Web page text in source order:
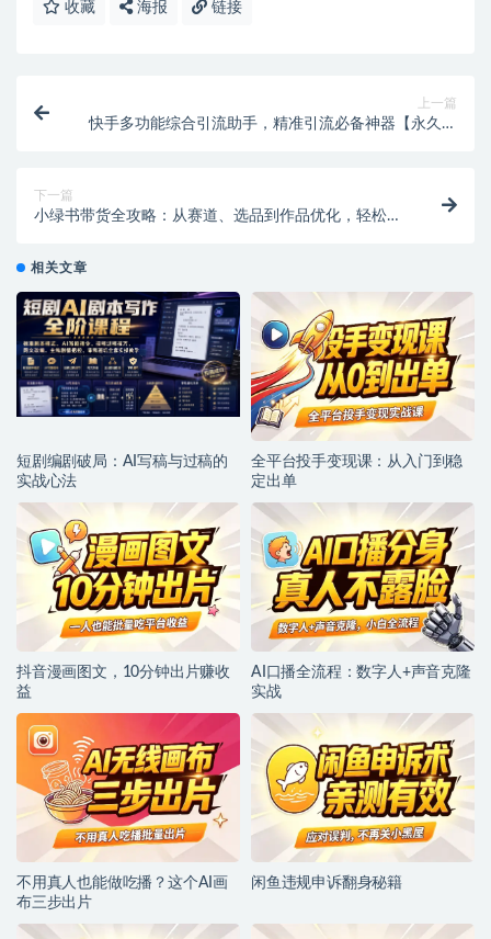
收藏 海报 链接
上一篇
快手多功能综合引流助手，精准引流必备神器【永久脚
下一篇
小绿书带货全攻略：从赛道、选品到作品优化，轻松月
相关文章
短剧编剧破局：AI写稿与过稿的
实战心法
全平台投手变现课：从入门到稳
定出单
抖音漫画图文，10分钟出片赚收
益
AI口播全流程：数字人+声音克隆
实战
不用真人也能做吃播？这个AI画
布三步出片
闲鱼违规申诉翻身秘籍